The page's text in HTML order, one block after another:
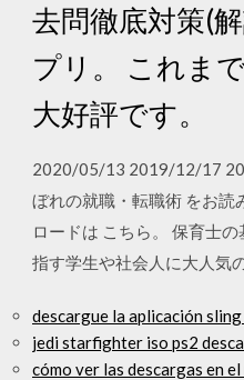
去問徹底対策(
プリ。 これま
大好評です。
2020/05/13 2019/12/17
ぼれの就職・転職術 をお読
ロードは こちら。 保育士
指す学生や社会人に大人気
descargue la aplicación
jedi starfighter iso ps2
cómo ver las descargas en